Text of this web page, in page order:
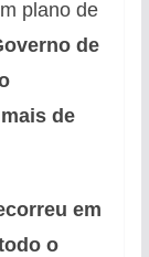
plano de
de
de
em
o